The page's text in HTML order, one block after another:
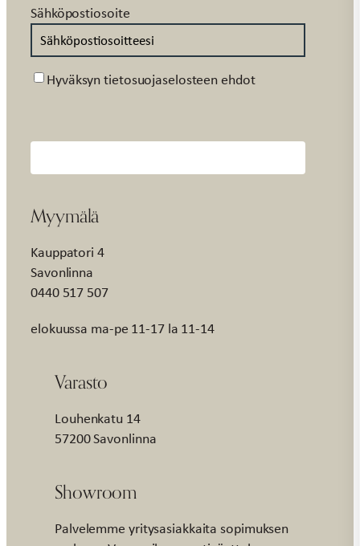
Sähköpostiosoite
Suostumus
Hyväksyn tietosuojaselosteen ehdot
Myymälä
Kauppatori 4
Savonlinna
0440 517 507
elokuussa ma-pe 11-17 la 11-14
Varasto
Louhenkatu 14
57200 Savonlinna
Showroom
Palvelemme yritysasiakkaita sopimuksen